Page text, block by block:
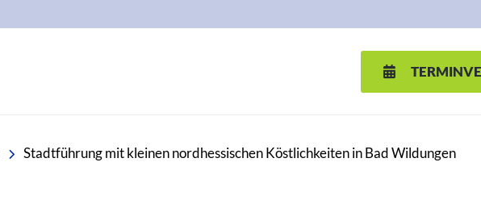
Stadtführung mit kleinen nordhessischen Köstlichkeiten in Bad Wildungen